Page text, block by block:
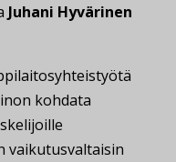
Juhani Hyvärinen
kohdata
vaikutusvaltaisin